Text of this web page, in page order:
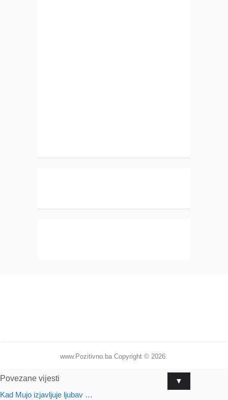
www.Pozitivno.ba Copyright © 2026.
▼
Povezane vijesti
Kad Mujo izjavljuje ljubav …